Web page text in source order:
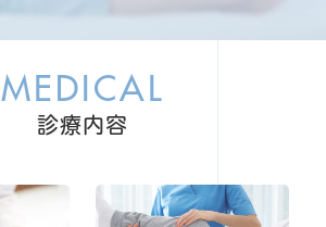
MEDICAL
診療内容